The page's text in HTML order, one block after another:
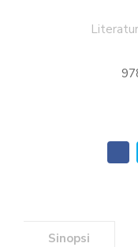
Sinopsi